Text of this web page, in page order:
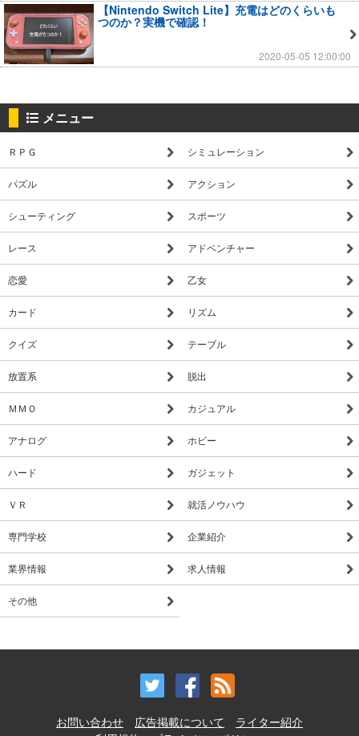
【Nintendo Switch Lite】充電はどのくらいも
つのか？実機で確認！
2020-05-05 12:00:00
メニュー
ＲＰＧ シミュレーション
パズル アクション
シューティング スポーツ
レース アドベンチャー
恋愛 乙女
カード リズム
クイズ テーブル
放置系 脱出
ＭＭＯ カジュアル
アナログ ホビー
ハード ガジェット
ＶＲ 就活ノウハウ
専門学校 企業紹介
業界情報 求人情報
その他
お問い合わせ 広告掲載について
ライター紹介